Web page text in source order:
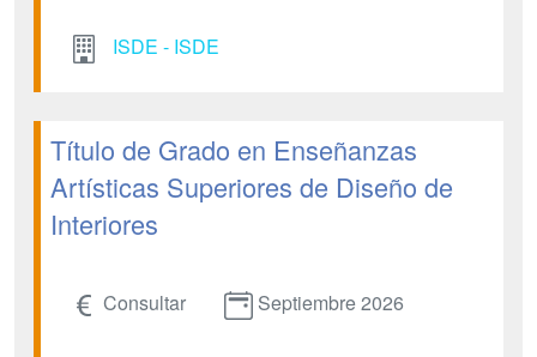
ISDE - ISDE
Título de Grado en Enseñanzas
Artísticas Superiores de Diseño de
Interiores
Consultar Septiembre 2026